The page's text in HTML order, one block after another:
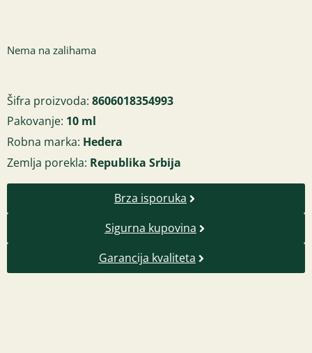
Nema na zalihama
Šifra proizvoda: 8606018354993
Pakovanje: 10 ml
Robna marka: Hedera
Zemlja porekla: Republika Srbija
Brza isporuka
Sigurna kupovina
Garancija kvaliteta